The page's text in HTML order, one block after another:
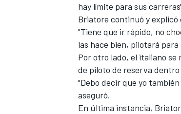
hay límite para sus
Briatore continuó y explicó
"Tiene que ir rápido, no
las hace bien, pilotará para
Por otro lado, el italiano
de piloto de reserva dentro
"Debo decir que yo
aseguró.
En última instancia,